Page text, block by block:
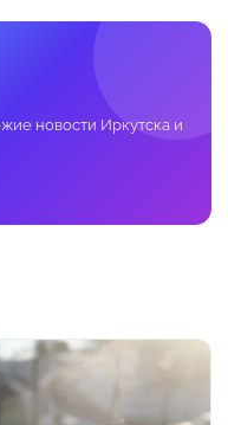
новости Иркутска и